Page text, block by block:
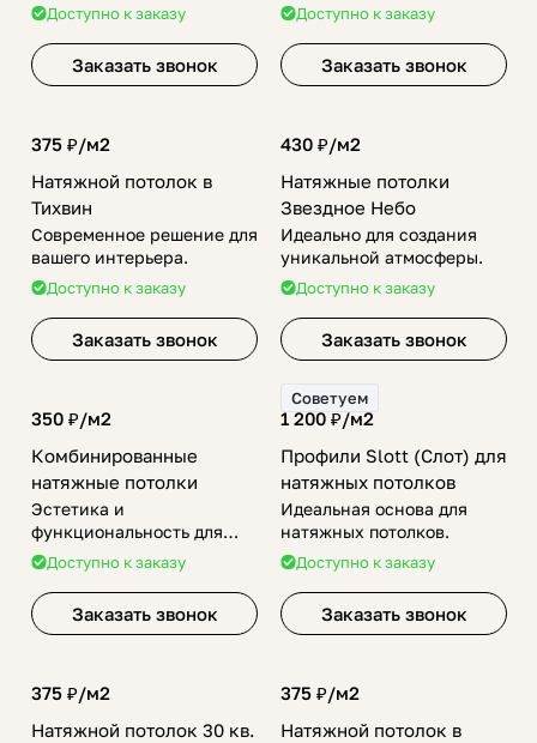
потолка.
Доступно к заказу
Заказать звонок
Доступно к заказу
Заказать звонок
375 ₽/м2
Натяжной потолок в
Тихвин
Современное решение для
вашего интерьера.
Доступно к заказу
Заказать звонок
430 ₽/м2
Натяжные потолки
Звездное Небо
Идеально для создания
уникальной атмосферы.
Доступно к заказу
Заказать звонок
350 ₽/м2
Комбинированные
натяжные потолки
Эстетика и
функциональность для
вашего интерьера.
Доступно к заказу
Заказать звонок
Советуем
1 200 ₽/м2
Профили Slott (Слот) для
натяжных потолков
Идеальная основа для
натяжных потолков.
Доступно к заказу
Заказать звонок
375 ₽/м2
Натяжной потолок 30 кв.
375 ₽/м2
Натяжной потолок в